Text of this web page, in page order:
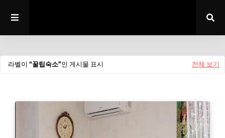
라벨이 꿀팁숙소 인 게시물 표시 전체 보기